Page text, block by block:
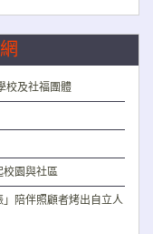
校及社福團體
園與社區
陪伴照顧者烤出自立人